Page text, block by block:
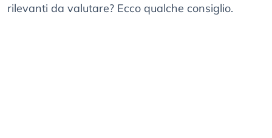
rilevanti da valutare? Ecco qualche consiglio.